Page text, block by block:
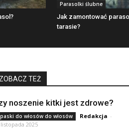
Parasolki ślubne
Jak zamontować
tarasie?
ZOBACZ TEŻ
noszenie kitki jest zdrowe?
do włosów do włosów Redakcja -
2025